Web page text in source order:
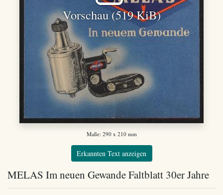
Vorschau (519 KiB)
Maße: 290 x 210 mm
Erkannten Text anzeigen
MELAS Im neuen Gewande Faltblatt 30er Jahre